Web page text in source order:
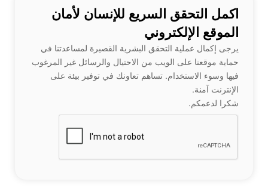
اكمل التحقق السريع للإنسان لأمان
الموقع الإلكتروني
يرجى إكمال عملية التحقق البشرية القصيرة لمساعدتنا في
حماية موقعنا على الويب من الاحتيال والرسائل غير المرغوب
فيها وسوء الاستخدام. تساهم تعاونك في توفير بيئة على
الإنترنت آمنة.
شكرا لدعمكم.